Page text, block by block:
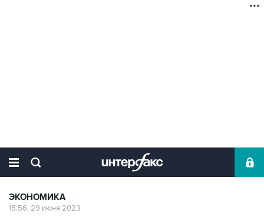
ЭКОНОМИКА
15:56, 29 июня 2023